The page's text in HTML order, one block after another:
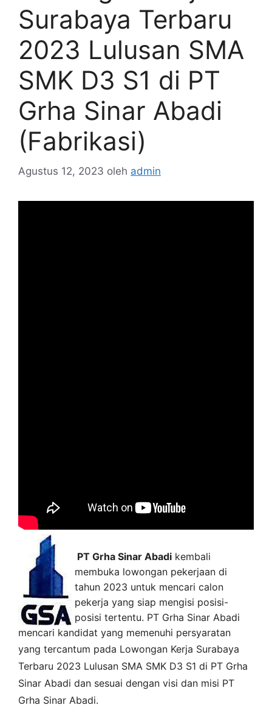
Surabaya Terbaru
2023 Lulusan SMA
SMK D3 S1 di PT
Grha Sinar Abadi
(Fabrikasi)
Agustus 12, 2023 oleh admin
PT Grha Sinar Abadi kembali
membuka lowongan pekerjaan di
tahun 2023 untuk mencari calon
pekerja yang siap mengisi posisi-
posisi tertentu. PT Grha Sinar Abadi
mencari kandidat yang memenuhi persyaratan
yang tercantum pada Lowongan Kerja Surabaya
Terbaru 2023 Lulusan SMA SMK D3 S1 di PT Grha
Sinar Abadi dan sesuai dengan visi dan misi PT
Grha Sinar Abadi.